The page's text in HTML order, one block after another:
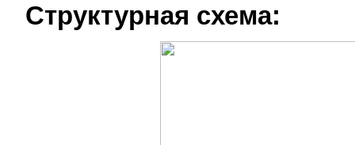
Структурная схема: